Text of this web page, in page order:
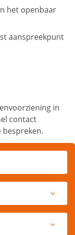
het openbaar
aanspreekpunt
in
contact